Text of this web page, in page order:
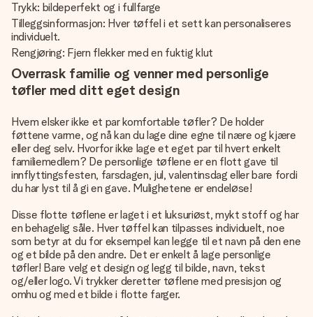
Trykk: bildeperfekt og i fullfarge
Tilleggsinformasjon: Hver tøffel i et sett kan personaliseres
individuelt.
Rengjøring: Fjern flekker med en fuktig klut
Overrask familie og venner med personlige
tøfler med ditt eget design
Hvem elsker ikke et par komfortable tøfler? De holder
føttene varme, og nå kan du lage dine egne til nære og kjære
eller deg selv. Hvorfor ikke lage et eget par til hvert enkelt
familiemedlem? De personlige tøflene er en flott gave til
innflyttingsfesten, farsdagen, jul, valentinsdag eller bare fordi
du har lyst til å gi en gave. Mulighetene er endeløse!
Disse flotte tøflene er laget i et luksuriøst, mykt stoff og har
en behagelig såle. Hver tøffel kan tilpasses individuelt, noe
som betyr at du for eksempel kan legge til et navn på den ene
og et bilde på den andre. Det er enkelt å lage personlige
tøfler! Bare velg et design og legg til bilde, navn, tekst
og/eller logo. Vi trykker deretter tøflene med presisjon og
omhu og med et bilde i flotte farger.